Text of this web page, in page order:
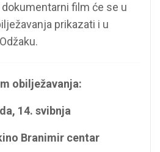
dokumentarni film će se u
prikazati i u
obilježavanja:
14. svibnja
Branimir centar